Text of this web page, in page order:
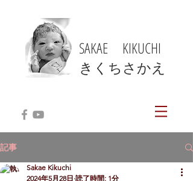
SAKAE KIKUCHI
​きくちさかえ
記事
Sakae Kikuchi
2024年5月28日 読了時間: 1分